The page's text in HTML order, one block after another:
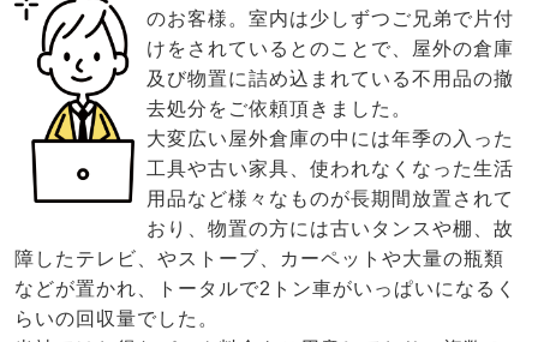
のお客様。室内は少しずつご兄弟で片付
けをされているとのことで、屋外の倉庫
及び物置に詰め込まれている不用品の撤
去処分をご依頼頂きました。
大変広い屋外倉庫の中には年季の入った
工具や古い家具、使われなくなった生活
用品など様々なものが長期間放置されて
おり、物置の方には古いタンスや棚、故
障したテレビ、やストーブ、カーペットや大量の瓶類
などが置かれ、トータルで2トン車がいっぱいになるく
らいの回収量でした。